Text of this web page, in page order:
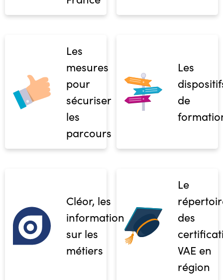
Les
mesures
pour
sécuriser
les
parcours
Les
de
Cléor, les
informations
sur les
métiers
Le
des
VAE en
région